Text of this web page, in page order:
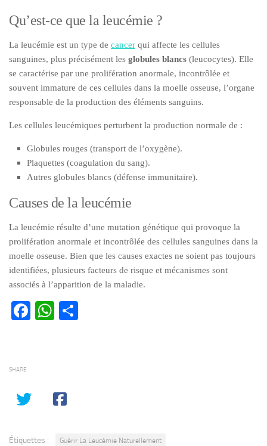
Qu’est-ce que la leucémie ?
La leucémie est un type de cancer qui affecte les cellules
sanguines, plus précisément les globules blancs (leucocytes). Elle
se caractérise par une prolifération anormale, incontrôlée et
souvent immature de ces cellules dans la moelle osseuse, l’organe
responsable de la production des éléments sanguins.
Les cellules leucémiques perturbent la production normale de :
Globules rouges (transport de l’oxygène).
Plaquettes (coagulation du sang).
Autres globules blancs (défense immunitaire).
Causes de la leucémie
La leucémie résulte d’une mutation génétique qui provoque la
prolifération anormale et incontrôlée des cellules sanguines dans la
moelle osseuse. Bien que les causes exactes ne soient pas toujours
identifiées, plusieurs facteurs de risque et mécanismes sont
associés à l’apparition de la maladie.
Facebook
WhatsApp
SHARE
Étiquettes : Guérir La Leucémie Naturellement